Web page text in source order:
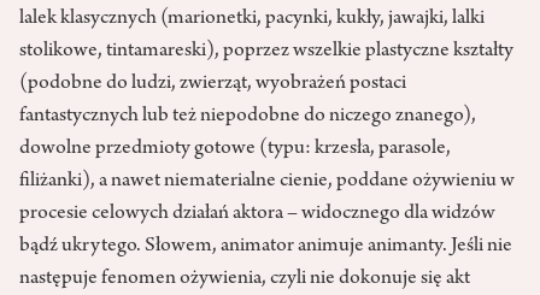
lalek klasycznych (marionetki, pacynki, kukły, jawajki, lalki
stolikowe, tintamareski), poprzez wszelkie plastyczne kształty
(podobne do ludzi, zwierząt, wyobrażeń postaci
fantastycznych lub też niepodobne do niczego znanego),
dowolne przedmioty gotowe (typu: krzesła, parasole,
filiżanki), a nawet niematerialne cienie, poddane ożywieniu w
procesie celowych działań aktora – widocznego dla widzów
bądź ukrytego. Słowem, animator animuje animanty. Jeśli nie
następuje fenomen ożywienia, czyli nie dokonuje się akt